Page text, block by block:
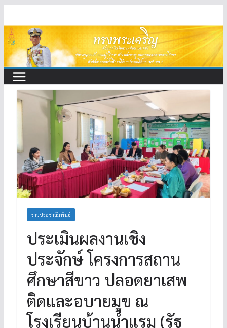
to
content
ข่าวประชาสัมพันธ์
ประเมินผลงานเชิง
ประจักษ์ โครงการสถาน
ศึกษาสีขาว ปลอดยาเสพ
ติดและอบายมุข ณ
โรงเรียนบ้านน้ำแรม (รัฐ